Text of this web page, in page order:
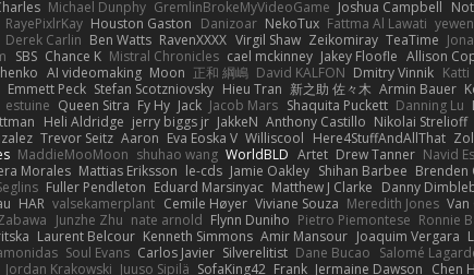
Michael Dunphy GremlinBrokeMyVideoGame Joshua Campbell
RayePixlrKay Houston Gaston Danizoar NekoTux Fattma Al Lawati
Derek Carlin Ben Watts RavenXXXX Virgil Shaw Zeikomiray TeaTime
SBS Chance K Mistral Chronicles cael mckinney Jakey Floofle Allison
AI videomaking Moon 正和 綱嶋 David KALFON Dmitry Vinnik Katti
Emmett Peck Stefan Scotzniovsky Hieu Tran 新之助 佐々木 Armin Bauer
estuine Queen Sitra Fy Hy Jack Jacob Mars Shaquita Puckett Danning Lu
Heli Aldridge jerry biggs jr JakkeN Anthony Castillo Nikolai Strelioff
Trevor Seitz Aaron Eva Eoska V Williscool Here4StuffAndAllThat
MaddieMooMoon shuhao wang WorldBLD Artet Drew Tanner Navid
Morales Mattias Eriksson le-cds Jamie Oakley Shihan Barbee Brenden
Fuller Pendleton Eduard Marsinyac Matthew J Clarke Danny
HAR valsekamerplant Cemile Høyer Viviane Souza Meredith Jones Van
Junzhe Zhu nate arnold Flynn Duniho Pietro Piemontese Ronnie
Laurent Belcour Kenneth Simmons Amir Mansour Joaquim Vergara
Soul Evans Carlos Javier Silverelitist Dane Bucao Salomé
Jordan Krakowski Juuso Sipilä SofaKing42 Frank Jermaine Dawson Chen